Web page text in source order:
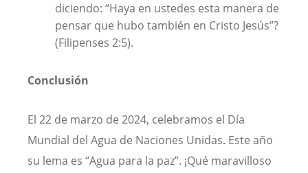
diciendo: “Haya en ustedes esta manera de
pensar que hubo también en Cristo Jesús”?
(Filipenses 2:5).
Conclusión
El 22 de marzo de 2024, celebramos el Día
Mundial del Agua de Naciones Unidas. Este año
su lema es “Agua para la paz”. ¡Qué maravilloso